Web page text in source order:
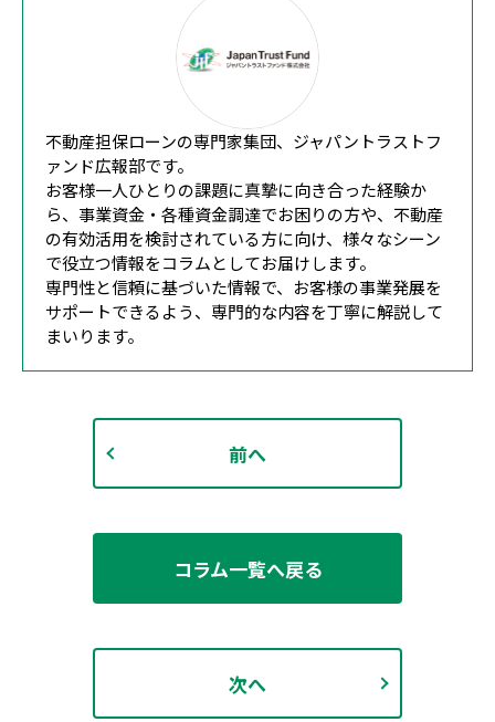
不動産担保ローンの専門家集団、ジャパントラストフ
ァンド広報部です。
お客様一人ひとりの課題に真摯に向き合った経験か
ら、事業資金・各種資金調達でお困りの方や、不動産
の有効活用を検討されている方に向け、様々なシーン
で役立つ情報をコラムとしてお届けします。
専門性と信頼に基づいた情報で、お客様の事業発展を
サポートできるよう、専門的な内容を丁寧に解説して
まいります。
前へ
コラム一覧へ戻る
次へ